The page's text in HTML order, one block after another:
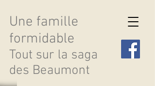
Une famille
formidable
Tout sur la saga
des Beaumont